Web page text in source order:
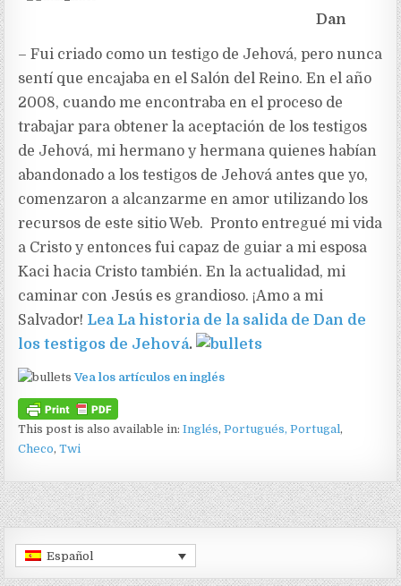
Dan
– Fui criado como un testigo de Jehová, pero nunca
sentí que encajaba en el Salón del Reino. En el año
2008, cuando me encontraba en el proceso de
trabajar para obtener la aceptación de los testigos
de Jehová, mi hermano y hermana quienes habían
abandonado a los testigos de Jehová antes que yo,
comenzaron a alcanzarme en amor utilizando los
recursos de este sitio Web. Pronto entregué mi vida
a Cristo y entonces fui capaz de guiar a mi esposa
Kaci hacia Cristo también. En la actualidad, mi
caminar con Jesús es grandioso. ¡Amo a mi
Salvador! Lea La historia de la salida de Dan de
los testigos de Jehová.
Vea los artículos en inglés
This post is also available in:Inglés Portugués, Portugal
Checo Twi
Español